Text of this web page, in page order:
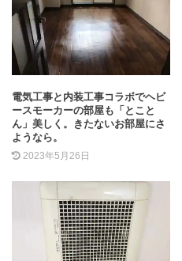
電気工事と内装工事コラボでヘビ
ースモーカーの部屋も「とこと
ん」美しく。きたないお部屋にさ
ようなら。
2023年5月26日